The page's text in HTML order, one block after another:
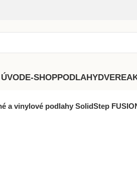
ÚVODE-SHOPPODLAHYDVERE
a vinylové podlahy SolidStep